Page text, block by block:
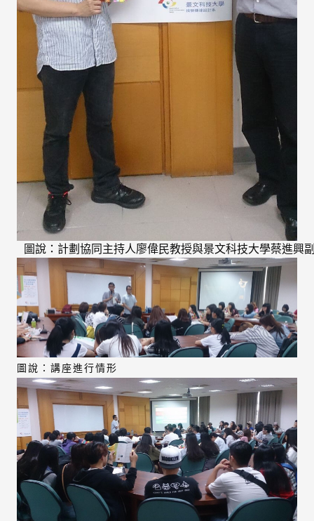
圖說：計劃協同主持人廖偉民教授與景文科技大學蔡進興
圖說：講座進行情形